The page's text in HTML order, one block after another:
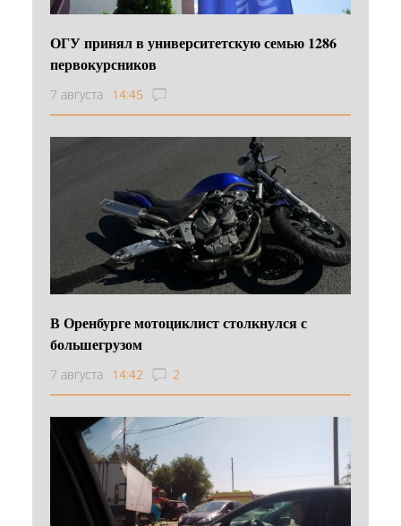
ОГУ принял в университетскую семью 1286
первокурсников
7 августа 14:45
В Оренбурге мотоциклист столкнулся с
большегрузом
7 августа 14:42 2